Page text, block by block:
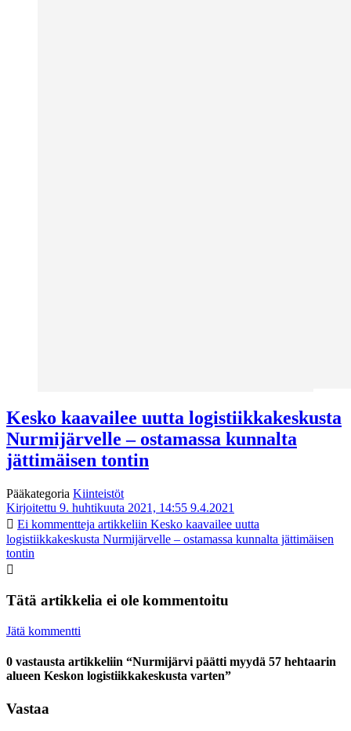
Kesko kaavailee uutta logistiikkakeskusta
Nurmijärvelle – ostamassa kunnalta
jättimäisen tontin
Pääkategoria Kiinteistöt
Kirjoitettu 9. huhtikuuta 2021, 14:55 9.4.2021
Ei kommentteja artikkeliin Kesko kaavailee uutta
logistiikkakeskusta Nurmijärvelle – ostamassa kunnalta jättimäisen
tontin
Tätä artikkelia ei ole kommentoitu
Jätä kommentti
0 vastausta artikkeliin “Nurmijärvi päätti myydä 57 hehtaarin
alueen Keskon logistiikkakeskusta varten”
Vastaa